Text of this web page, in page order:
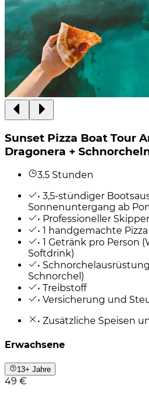
Sunset Pizza Boat Tour
Dragonera +
3.5 Stunden
• 3,5-stündiger
Sonnenuntergang ab
• Professioneller
• 1 handgemachte
• 1 Getränk pro Person
Softdrink)
•
Schnorchel)
• Treibstoff
• Versicherung und
• Zusätzliche Speisen
Erwachsene
13+ Jahre
49 €